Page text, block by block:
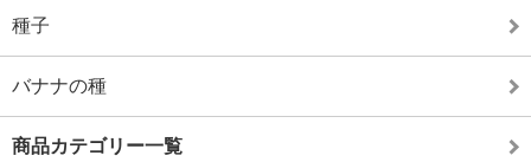
種子
バナナの種
商品カテゴリー一覧